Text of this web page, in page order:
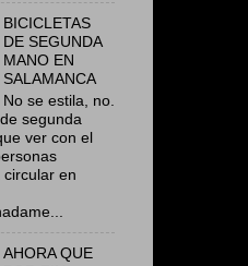
BICICLETAS
DE SEGUNDA
MANO EN
SALAMANCA
No se estila, no.
segunda
ver con el
en
AHORA QUE